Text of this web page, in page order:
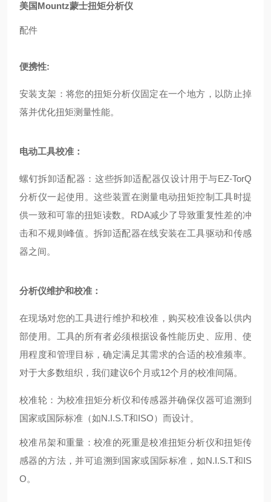
美国Mountz蒙士扭矩分析仪
配件
便携性:
安装支架 ：将您的扭矩分析仪固定在一个地方，以防止掉
落并优化扭矩测量性能。
电动工具校准：
螺钉拆卸适配器 ：这些拆卸适配器仅设计用于与EZ-TorQ
分析仪一起使用。这些装置在测量电动扭矩控制工具时提
供一致和可靠的扭矩读数。RDA减少了导致重复性差的冲
击和不规则峰值。拆卸适配器在线安装在工具驱动和传感
器之间。
分析仪维护和校准：
在现场对您的工具进行维护和校准，购买校准设备以供内
部使用。工具的所有者必须根据设备性能历史、应用、使
用程度和管理目标，确定满足其需求的合适的校准频率。
对于大多数组织，我们建议6个月或12个月的校准间隔。
校准轮 ：为校准扭矩分析仪和传感器并确保仪器可追溯到
国家或国际标准（如N.I.S.T和ISO）而设计。
校准吊架和重量 ：校准的死重是校准扭矩分析仪和扭矩传
感器的方法，并可追溯到国家或国际标准，如N.I.S.T和IS
O。